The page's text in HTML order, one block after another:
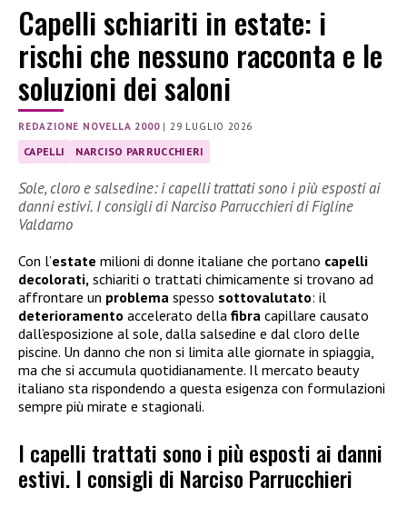
Capelli schiariti in estate: i
rischi che nessuno racconta e le
soluzioni dei saloni
REDAZIONE NOVELLA 2000|29 LUGLIO 2026
CAPELLI NARCISO PARRUCCHIERI
Sole, cloro e salsedine: i capelli trattati sono i più esposti ai
danni estivi. I consigli di Narciso Parrucchieri di Figline
Valdarno
Con l’estate milioni di donne italiane che portano capelli
decolorati, schiariti o trattati chimicamente si trovano ad
affrontare un problema spesso sottovalutato: il
deterioramento accelerato della fibra capillare causato
dall’esposizione al sole, dalla salsedine e dal cloro delle
piscine. Un danno che non si limita alle giornate in spiaggia,
ma che si accumula quotidianamente. Il mercato beauty
italiano sta rispondendo a questa esigenza con formulazioni
sempre più mirate e stagionali.
I capelli trattati sono i più esposti ai danni
estivi. I consigli di Narciso Parrucchieri